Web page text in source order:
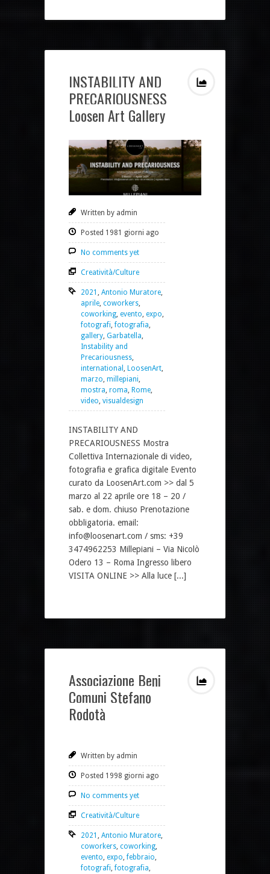
INSTABILITY AND
PRECARIOUSNESS
Loosen Art Gallery
Written by admin
Posted 1981 giorni ago
No comments yet
Creatività/Culture
2021 , Antonio Muratore,
aprile, coworkers,
coworking, evento, expo,
fotografi,fotografia,
gallery, Garbatella,
Instability and
Precariousness,
international , LoosenArt,
marzo, millepiani,
mostra, roma, Rome,
video, visualdesign
INSTABILITY AND
PRECARIOUSNESS Mostra
Collettiva Internazionale di video,
fotografia e grafica digitale Evento
curato da LoosenArt.com >> dal 5
marzo al 22 aprile ore 18 – 20 /
sab. e dom. chiuso Prenotazione
obbligatoria. email:
info@loosenart.com / sms: +39
3474962253 Millepiani – Via Nicolò
Odero 13 – Roma Ingresso libero
VISITA ONLINE >> Alla luce [...]
Associazione Beni
Comuni Stefano
Rodotà
Written by admin
Posted 1998 giorni ago
No comments yet
Creatività/Culture
2021 , Antonio Muratore,
coworkers, coworking,
evento, expo,febbraio,
fotografi,fotografia,